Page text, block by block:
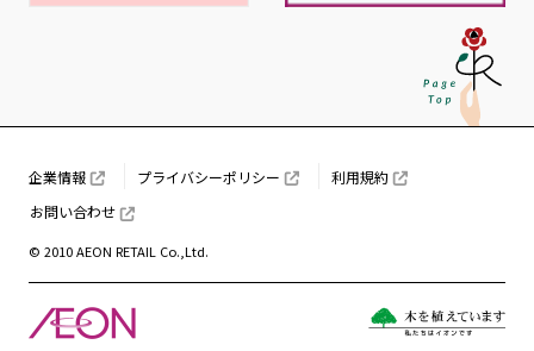
企業情報 プライバシーポリシー
利用規約
お問い合わせ
© 2010 AEON RETAIL Co.,Ltd.